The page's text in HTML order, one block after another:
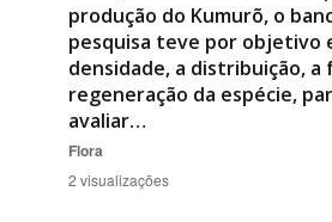
produção do Kumurõ, o
pesquisa teve por objetivo
densidade, a distribuição, a
regeneração da espécie,
avaliar…
Flora
2 visualizações